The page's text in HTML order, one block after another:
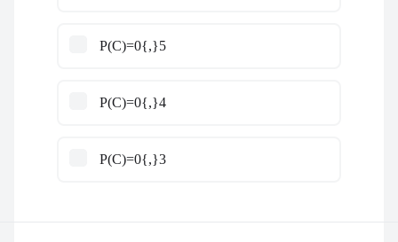
P(C)=0{,}5
P(C)=0{,}4
P(C)=0{,}3